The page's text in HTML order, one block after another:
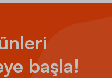
başla!